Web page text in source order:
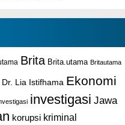
Brita Brita.utama Britautama
Dr. Lia Istifhama Ekonomi
investigasi Jawa
korupsi kriminal